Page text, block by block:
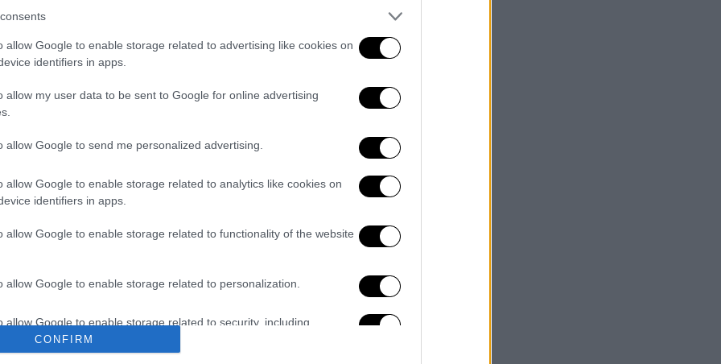
allow Google to enable storage related to advertising like cookies on
identifiers in apps.
allow my user data to be sent to Google for online advertising
allow Google to send me personalized advertising.
allow Google to enable storage related to analytics like cookies on
identifiers in apps.
allow Google to enable storage related to functionality of the website
allow Google to enable storage related to personalization.
allow Google to enable storage related to security, including
functionality and fraud prevention, and other user protection.
CONFIRM
το κατάστημα της Apple. Οι
περιέγραψαν το ιστορικό
κτιρίου κατοικιών». Αρχικά είχε
αλλά με την πάροδο των
Αποκαθιστώντας τους
διαμερίσματος του 19ου αιώνα και
από σύγχρονους
«φέρουν πάλι στην επιφάνεια» στοιχεία
του οικοδομήματος.
του κτιρίου επιλέχθηκαν από τους
στο περιβάλλον, αναφέρουν οι
καλύπτει την αυλή εξυπηρετεί ώστε να
παράγοντας ταυτόχρονα ενέργεια με
κτιρίου χρησιμοποιείται βρόχινο
Τα δέντρα και τα φυτά της
βροχής.